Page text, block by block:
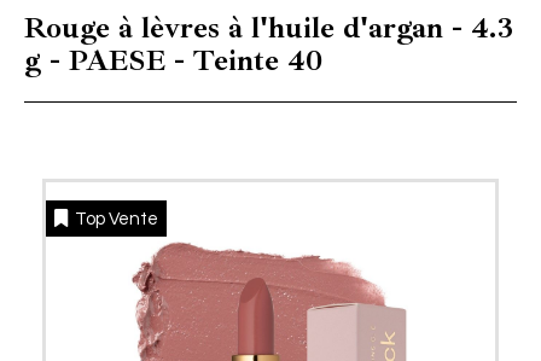
Rouge à lèvres à l'huile d'argan - 4.3
g - PAESE - Teinte 40
Top Vente